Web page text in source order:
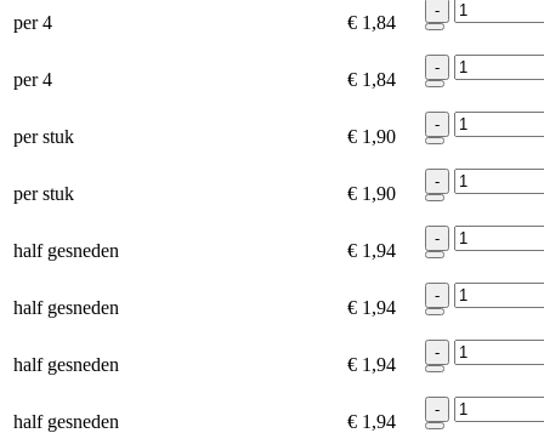
per 4 € 1,84
-
per 4 € 1,84
-
per stuk € 1,90
-
per stuk € 1,90
-
half gesneden € 1,94
-
half gesneden € 1,94
-
half gesneden € 1,94
-
half gesneden € 1,94
-